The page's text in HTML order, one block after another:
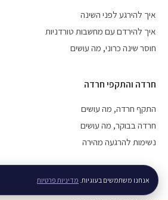
איך להירגע לפני השינה
איך להירדם עם מחשבות טורדניות
חוסר שינה כרוני, מה עושים
חרדה והתקפי חרדה
התקף חרדה, מה עושים
חרדה בבוקר, מה עושים
נשימות להרגעה מהירה
מערכות יחסים
אנחנו משתמשים בעוגיות. מדיניות פרטיות